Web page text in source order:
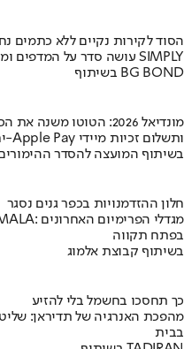
הסוד לקירות נקיים ללא כתמים
מומחה BG BOND עושה סדר על המדפים ומציג את מותג הצבע SIMPLY
בשיתוף BG BOND
מונדיאל 2026: הטוטו משנה את הכללים
יחסי הימור משופרים, הפקדות ב-Apple Pay ותשלום זכיות מיידי
בשיתוף המועצה להסדר
חלון ההזדמנויות בכפר גנים נסגר
בפתח תקווה
בשיתוף קבוצת אלמוג
כך תחסכו בחשמל בלי להזיע
מהפכת האנרגיה של תדיראן:
בבית